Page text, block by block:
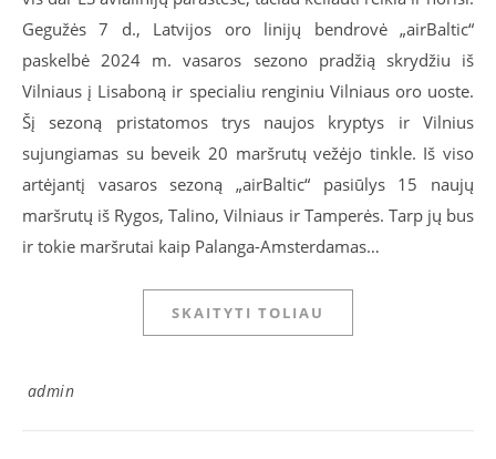
Gegužės 7 d., Latvijos oro linijų bendrovė „airBaltic“
paskelbė 2024 m. vasaros sezono pradžią skrydžiu iš
Vilniaus į Lisaboną ir specialiu renginiu Vilniaus oro uoste.
Šį sezoną pristatomos trys naujos kryptys ir Vilnius
sujungiamas su beveik 20 maršrutų vežėjo tinkle. Iš viso
artėjantį vasaros sezoną „airBaltic“ pasiūlys 15 naujų
maršrutų iš Rygos, Talino, Vilniaus ir Tamperės. Tarp jų bus
ir tokie maršrutai kaip Palanga-Amsterdamas…
SKAITYTI TOLIAU
admin